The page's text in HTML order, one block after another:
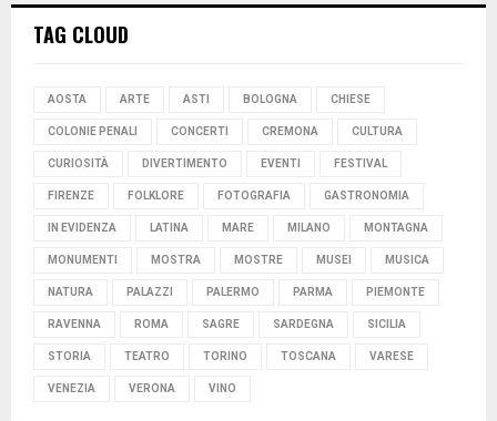
TAG CLOUD
AOSTA ARTE ASTI BOLOGNA CHIESE
COLONIE PENALI CONCERTI CREMONA CULTURA
CURIOSITÀ DIVERTIMENTO EVENTI FESTIVAL
FIRENZE FOLKLORE FOTOGRAFIA GASTRONOMIA
IN EVIDENZA LATINA MARE MILANO MONTAGNA
MONUMENTI MOSTRA MOSTRE MUSEI MUSICA
NATURA PALAZZI PALERMO PARMA PIEMONTE
RAVENNA ROMA SAGRE SARDEGNA SICILIA
STORIA TEATRO TORINO TOSCANA VARESE
VENEZIA VERONA VINO